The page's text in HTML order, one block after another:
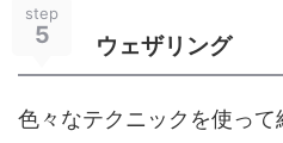
step
5 ウェザリング
色々なテクニックを使っ